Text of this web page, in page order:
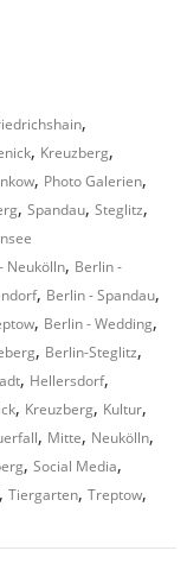
,
, Kreuzberg,
, Photo Galerien,
,Spandau,Steglitz,
Neukölln, Berlin -
, Berlin - Spandau,
, Berlin - Wedding,
, Berlin-Steglitz,
, Hellersdorf,
, Kreuzberg, Kultur,
, Mitte, Neukölln,
,Social Media,
,Tiergarten,Treptow,